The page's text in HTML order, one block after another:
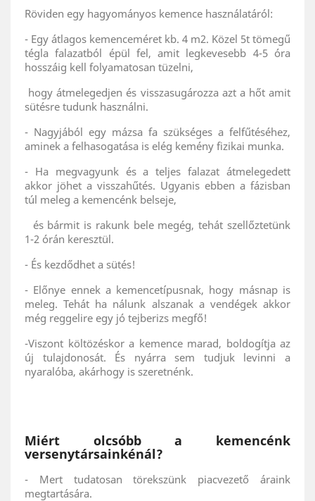
Röviden egy hagyományos kemence használatáról:
- Egy átlagos kemenceméret kb. 4 m2. Közel 5t tömegű
tégla falazatból épül fel, amit legkevesebb 4-5 óra
hosszáig kell folyamatosan tüzelni,
hogy átmelegedjen és visszasugározza azt a hőt amit
sütésre tudunk használni.
- Nagyjából egy mázsa fa szükséges a felfűtéséhez,
aminek a felhasogatása is elég kemény fizikai munka.
- Ha megvagyunk és a teljes falazat átmelegedett
akkor jöhet a visszahűtés. Ugyanis ebben a fázisban
túl meleg a kemencénk belseje,
és bármit is rakunk bele megég, tehát szellőztetünk
1-2 órán keresztül.
- És kezdődhet a sütés!
- Előnye ennek a kemencetípusnak, hogy másnap is
meleg. Tehát ha nálunk alszanak a vendégek akkor
még reggelire egy jó tejberizs megfő!
-Viszont költözéskor a kemence marad, boldogítja az
új tulajdonosát. És nyárra sem tudjuk levinni a
nyaralóba, akárhogy is szeretnénk.
Miért olcsóbb a kemencénk
versenytársainkénál?
- Mert tudatosan törekszünk piacvezető áraink
megtartására.